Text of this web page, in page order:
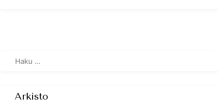
Arkisto